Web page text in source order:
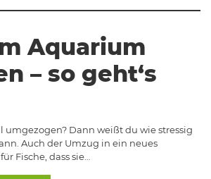
Aquarium
– so geht‘s
umgezogen? Dann weißt du wie stressig
Auch der Umzug in ein neues
Fische, dass sie…